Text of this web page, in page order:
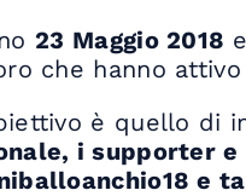
23 Maggio 2018
che hanno
è quello di
i supporter e
e